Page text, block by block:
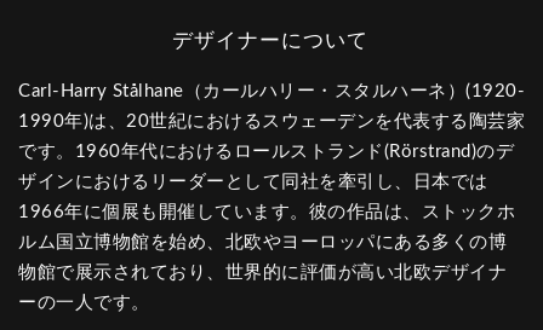
Carl-Harry Stålhane（カールハリー・スタルハーネ）(1920-
1990年)は、20世紀におけるスウェーデンを代表する陶芸家
です。1960年代におけるロールストランド(Rörstrand)のデ
ザインにおけるリーダーとして同社を牽引し、日本では
1966年に個展も開催しています。彼の作品は、ストックホ
ルム国立博物館を始め、北欧やヨーロッパにある多くの博
物館で展示されており、世界的に評価が高い北欧デザイナ
ーの一人です。